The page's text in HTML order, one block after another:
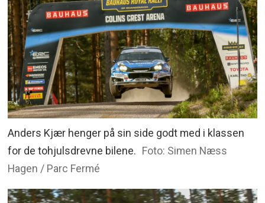
Anders Kjær henger på sin side godt med i klassen
for de tohjulsdrevne bilene. Foto: Simen Næss
Hagen / Parc Fermé